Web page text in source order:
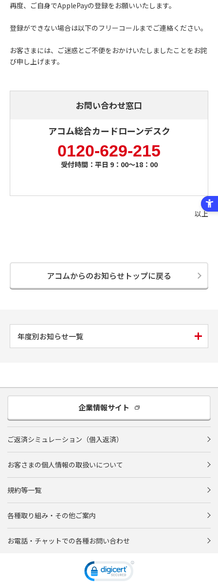
再度、ご自身でApplePayの登録をお願いいたします。
登録ができない場合は以下のフリーコールまでご連絡ください。
お客さまには、ご迷惑とご不便をおかけいたしましたことをお詫
び申し上げます。
お問い合わせ窓口
アコム総合カードローンデスク
0120-629-215
受付時間：平日 9：00～18：00
以上
アコムからのお知らせトップに戻る
年度別お知らせ一覧
企業情報サイト
ご返済シミュレーション（借入返済）
お客さまの個人情報の取扱いについて
規約等一覧
各種取り組み・その他ご案内
お電話・チャットでの各種お問い合わせ